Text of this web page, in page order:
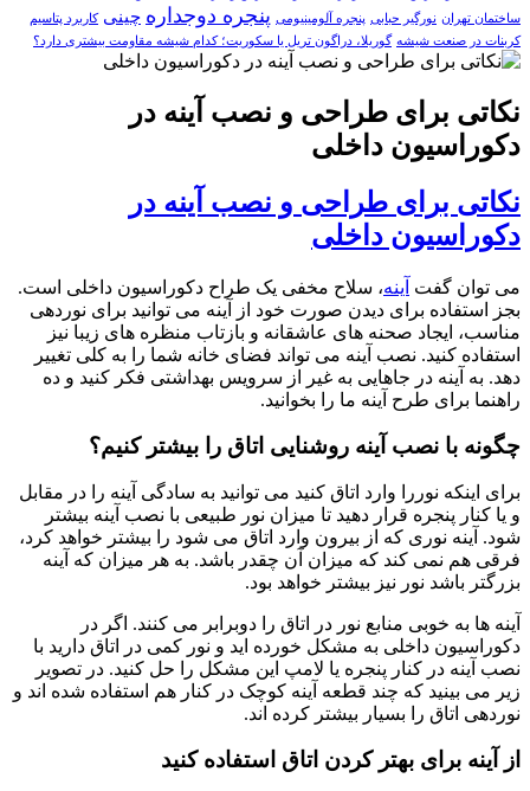
ساختمان تهران نورگیر حبابی پنجره آلومینیومی پنجره دوجداره چینی کاربرد پتاسیم
کربنات در صنعت شیشه گوریلا، دراگون تریل یا سکوریت؛ کدام شیشه مقاومت بیشتری دارد؟
نکاتی برای طراحی و نصب آینه در
دکوراسیون داخلی
نکاتی برای طراحی و نصب آینه در
دکوراسیون داخلی
می توان گفت آینه، سلاح مخفی یک طراح دکوراسیون داخلی است.
بجز استفاده برای دیدن صورت خود از آینه می توانید برای نوردهی
مناسب، ایجاد صحنه های عاشقانه و بازتاب منظره های زیبا نیز
استفاده کنید. نصب آینه می تواند فضای خانه شما را به کلی تغییر
دهد. به آینه در جاهایی به غیر از سرویس بهداشتی فکر کنید و ده
راهنما برای طرح آینه ما را بخوانید.
چگونه با نصب آینه روشنایی اتاق را بیشتر کنیم؟
برای اینکه نوررا وارد اتاق کنید می توانید به سادگی آینه را در مقابل
و یا کنار پنجره قرار دهید تا میزان نور طبیعی با نصب آینه بیشتر
شود. آینه نوری که از بیرون وارد اتاق می شود را بیشتر خواهد کرد،
فرقی هم نمی کند که میزان آن چقدر باشد. به هر میزان که آینه
بزرگتر باشد نور نیز بیشتر خواهد بود.
آینه ها به خوبی منابع نور در اتاق را دوبرابر می کنند. اگر در
دکوراسیون داخلی به مشکل خورده اید و نور کمی در اتاق دارید با
نصب آینه در کنار پنجره یا لامپ این مشکل را حل کنید. در تصویر
زیر می بینید که چند قطعه آینه کوچک در کنار هم استفاده شده اند و
نوردهی اتاق را بسیار بیشتر کرده اند.
از آینه برای بهتر کردن اتاق استفاده کنید